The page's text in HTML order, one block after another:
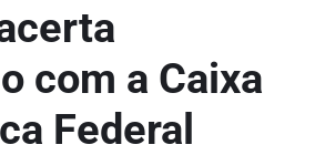
com a Caixa
Federal